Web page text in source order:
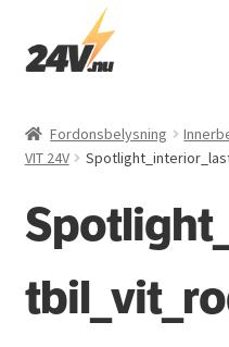
Hoppa
till
Hoppa
till
El
Interiör
Exteriör
Fordonsbelysning
VIT 24V